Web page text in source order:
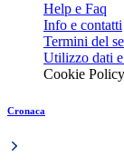
Help e Faq
Info e contatti
Termini del
Utilizzo dati
Cookie Policy
Cronaca